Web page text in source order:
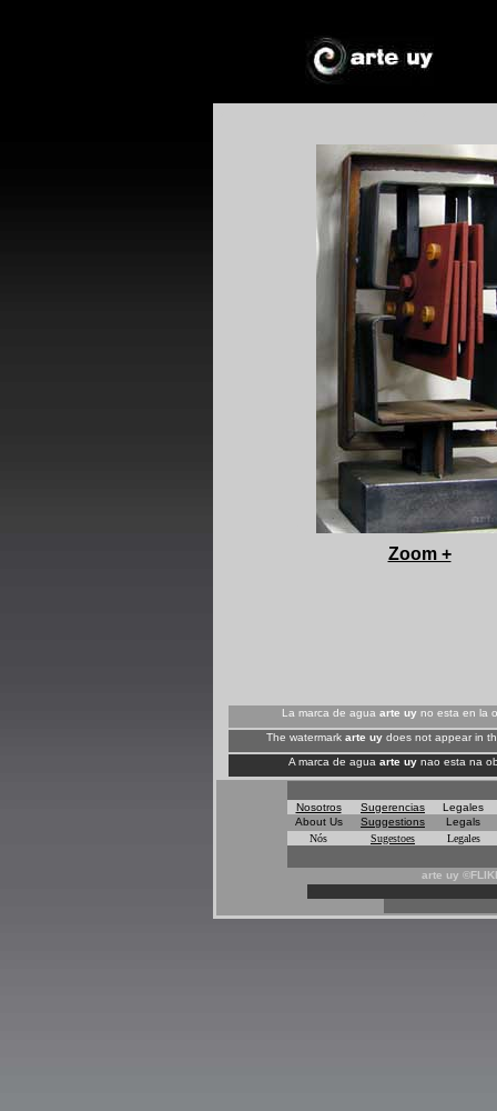
Zoom +
La marca de agua arte uy no esta en la
The watermark arte uy does not appear in
A marca de agua arte uynao esta na
Nosotros Sugerencias
Legales
About Us
Suggestions
Legals
Nós
Sugestoes Legales
arte uy